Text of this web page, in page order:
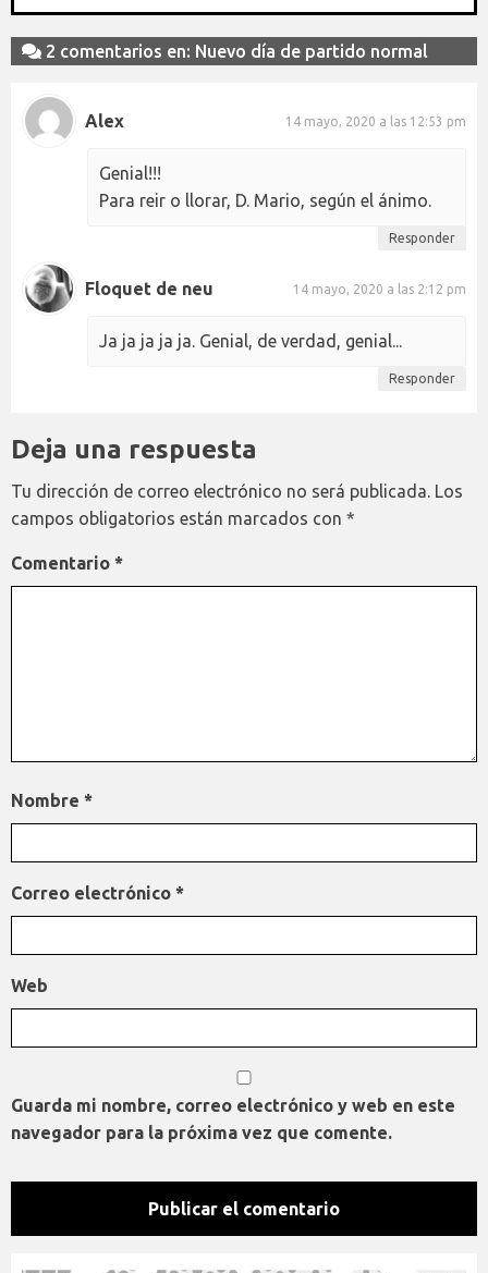
2 comentarios en: Nuevo día de partido normal
Alex 14 mayo, 2020 a las 12:53 pm
Genial!!!
Para reir o llorar, D. Mario, según el ánimo.
Responder
Floquet de neu 14 mayo, 2020 a las 2:12 pm
Ja ja ja ja ja. Genial, de verdad, genial...
Responder
Deja una respuesta
Tu dirección de correo electrónico no será publicada. Los
campos obligatorios están marcados con *
Comentario *
Nombre *
Correo electrónico *
Web
Guarda mi nombre, correo electrónico y web en este
navegador para la próxima vez que comente.